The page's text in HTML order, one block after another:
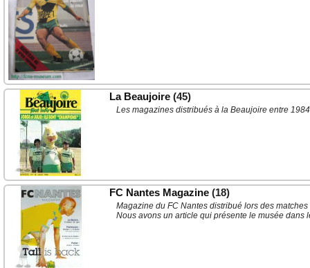
La Beaujoire (45)
Les magazines distribués à la Beaujoire entre
FC Nantes Magazine (18)
Magazine du FC Nantes distribué lors des
Nous avons un article qui présente le musée dans